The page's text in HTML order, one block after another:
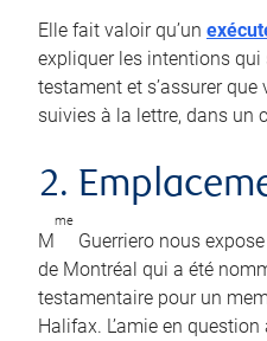
Elle fait valoir qu’un
expliquer les intentions
testament et s’assurer
suivies à la lettre, dans un
2.
M
me
Guerriero nous
de Montréal qui a été
testamentaire pour un
Halifax. L’amie en